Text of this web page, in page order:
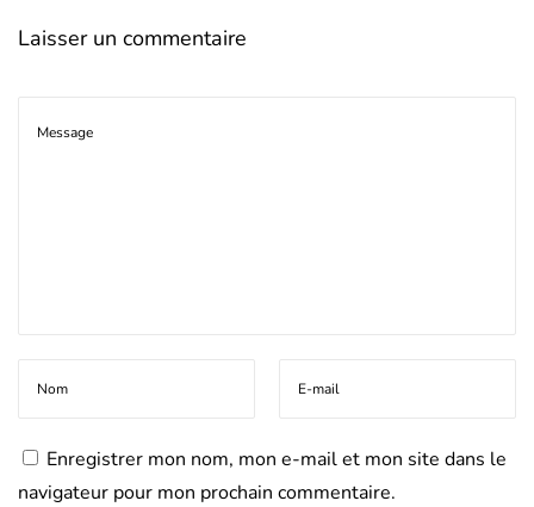
Laisser un commentaire
Enregistrer mon nom, mon e-mail et mon site dans le
navigateur pour mon prochain commentaire.